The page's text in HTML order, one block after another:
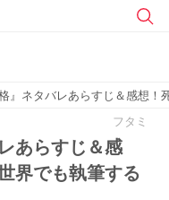
』ネタバレあらすじ＆感想！
フタミ
あらすじ＆感
界でも執筆する